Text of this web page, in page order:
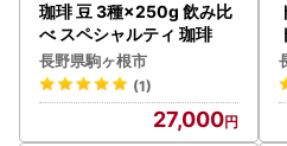
珈琲 豆 3種×250g 飲み比
べ スペシャルティ 珈琲
長野県駒ヶ根市
(1)
27,000